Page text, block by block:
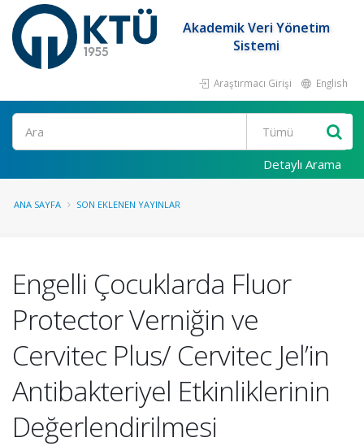
Akademik Veri Yönetim
Sistemi
Araştırmacı Girişi English
Ara
Detaylı Arama
ANA SAYFA SON EKLENEN YAYINLAR
Engelli Çocuklarda Fluor
Protector Verniğin ve
Cervitec Plus/ Cervitec Jel’in
Antibakteriyel Etkinliklerinin
Değerlendirilmesi